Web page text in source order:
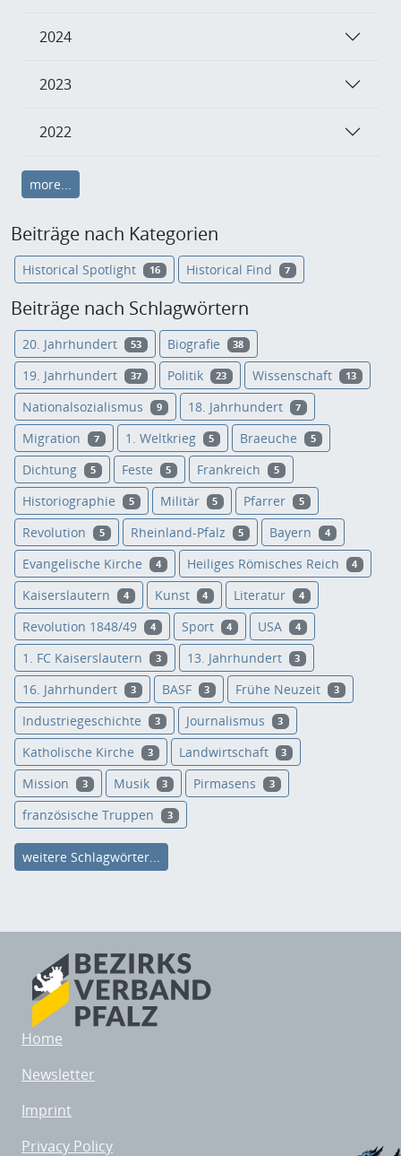
2024
2023
2022
more...
Beiträge nach Kategorien
Historical Spotlight 16 Historical Find 7
Beiträge nach Schlagwörtern
20. Jahrhundert 53 Biografie 38
19. Jahrhundert 37 Politik 23 Wissenschaft 13
Nationalsozialismus 9 18. Jahrhundert 7
Migration 7 1. Weltkrieg 5 Braeuche 5
Dichtung 5 Feste 5 Frankreich 5
Historiographie 5 Militär 5 Pfarrer 5
Revolution 5 Rheinland-Pfalz 5 Bayern 4
Evangelische Kirche 4 Heiliges Römisches Reich 4
Kaiserslautern 4 Kunst 4 Literatur 4
Revolution 1848/49 4 Sport 4 USA 4
1. FC Kaiserslautern 3 13. Jahrhundert 3
16. Jahrhundert 3 BASF 3 Frühe Neuzeit 3
Industriegeschichte 3 Journalismus 3
Katholische Kirche 3 Landwirtschaft 3
Mission 3 Musik 3 Pirmasens 3
französische Truppen 3
weitere Schlagwörter...
Home
Newsletter
Imprint
Privacy Policy